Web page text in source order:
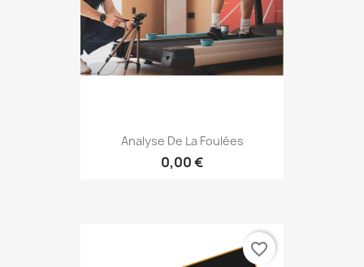
Analyse De La Foulées
0,00 €
favorite_border